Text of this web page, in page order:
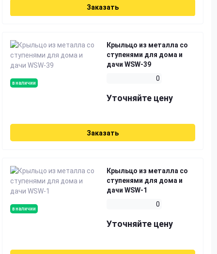
Заказать
в наличии
Крыльцо из металла со
ступенями для дома и
дачи WSW-39
0
Уточняйте цену
Заказать
в наличии
Крыльцо из металла со
ступенями для дома и
дачи WSW-1
0
Уточняйте цену